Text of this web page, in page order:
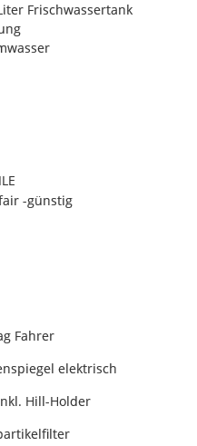
Frischwassertank
-günstig
Fahrer
elektrisch
Hill-Holder